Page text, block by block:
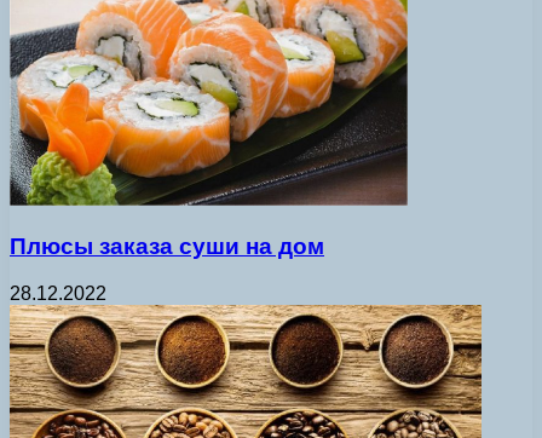
Плюсы заказа суши на дом
28.12.2022